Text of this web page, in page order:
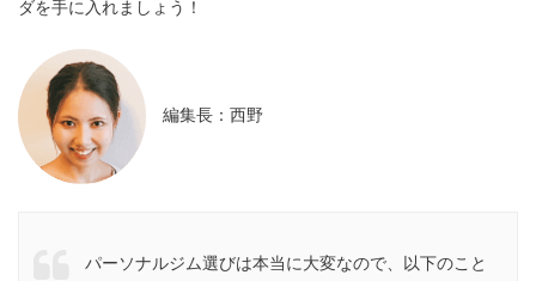
ダを手に入れましょう！
編集長：西野
パーソナルジム選びは本当に大変なので、以下のこと